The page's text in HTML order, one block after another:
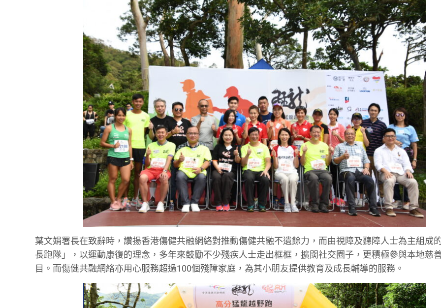
葉文娟署長在致辭時，讚揚香港傷健共融網絡對推動傷健共融不遺餘力，而由視障及聽障人士為主組成
長跑隊」，以運動康復的理念，多年來鼓勵不少殘疾人士走出框框，擴闊社交圈子，更積極參與本地慈
目。而傷健共融網絡亦用心服務超過100個殘障家庭，為其小朋友提供教育及成長輔導的服務。